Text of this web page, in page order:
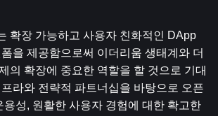
확장 가능하고 사용자 친화적인 DApp
을 제공함으로써 이더리움 생태계와 더
의 확장에 중요한 역할을 할 것으로 기대
라와 전략적 파트너십을 바탕으로 오픈
용성, 원활한 사용자 경험에 대한 확고한